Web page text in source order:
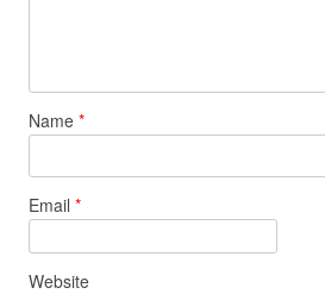
Name *
Email *
Website